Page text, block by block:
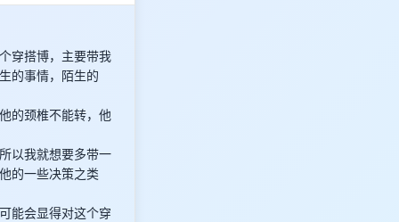
穿搭博，主要带我
的事情，陌生的
的颈椎不能转，他
以我就想要多带一
的一些决策之类
能会显得对这个穿